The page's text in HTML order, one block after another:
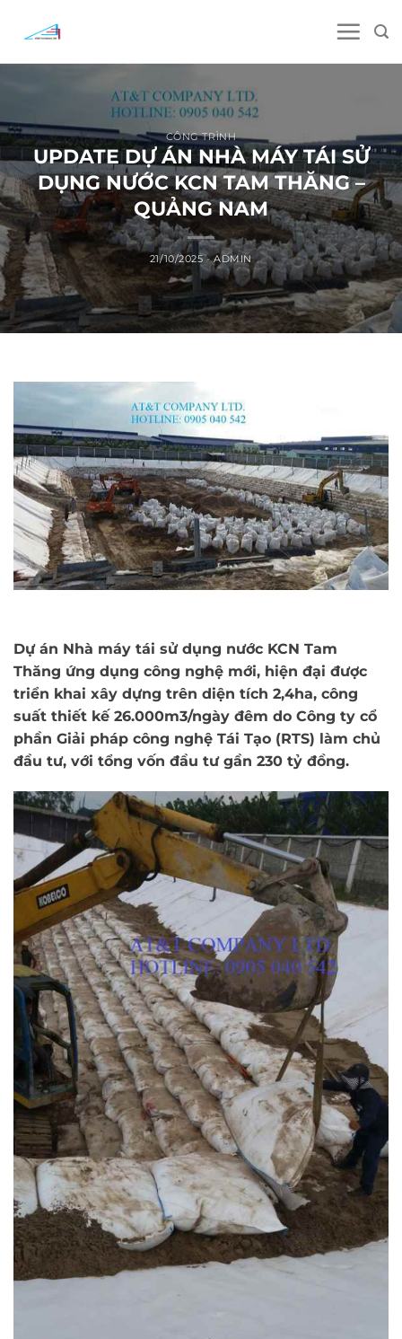
CÔNG TRÌNH
UPDATE DỰ ÁN NHÀ MÁY TÁI SỬ
DỤNG NƯỚC KCN TAM THĂNG –
QUẢNG NAM
21/10/2025-ADMIN
Dự án Nhà máy tái sử dụng nước KCN Tam
Thăng ứng dụng công nghệ mới, hiện đại được
triển khai xây dựng trên diện tích 2,4ha, công
suất thiết kế 26.000m3/ngày đêm do Công ty cổ
phần Giải pháp công nghệ Tái Tạo (RTS) làm chủ
đầu tư, với tổng vốn đầu tư gần 230 tỷ đồng.